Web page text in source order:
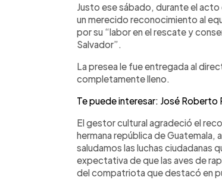
Justo ese sábado, durante el
un merecido reconocimiento al
por su “labor en el rescate y
Salvador”.
La presea le fue entregada al
completamente lleno.
Te puede interesar: José
El gestor cultural agradeció el
hermana república de Guatemala,
saludamos las luchas ciudadanas
expectativa de que las aves de
del compatriota que destacó en